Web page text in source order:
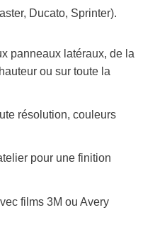
Ducato, Sprinter).
panneaux latéraux, de la
ou sur toute la
résolution, couleurs
pour une finition
films 3M ou Avery